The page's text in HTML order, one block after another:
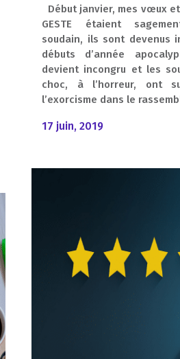
Début janvier, mes vœux
GESTE étaient
soudain, ils sont devenus
débuts d’année
devient incongru et les
choc, à l’horreur, ont
l’exorcisme dans le
17 juin, 2019